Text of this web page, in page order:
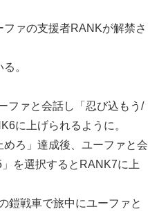
ファの支援者RANKが解禁さ
。
ファと会話し「忍び込もう/
に上げられるように。
めろ」達成後、ユーファと会
を選択するとRANK7に上
鎧戦車で旅中にユーファと